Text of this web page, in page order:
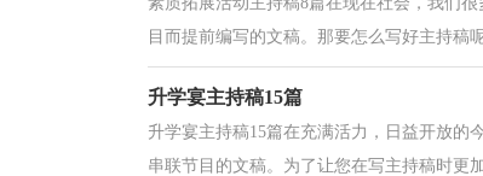
目而提前编写的文稿。那要怎么写好主持稿
升学宴主持稿15篇
升学宴主持稿15篇在充满活力，日益开放的
串联节目的文稿。为了让您在写主持稿时更